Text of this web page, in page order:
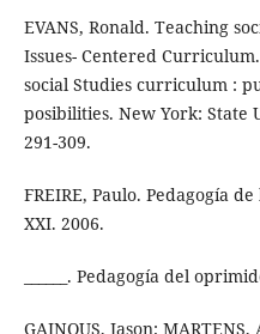
EVANS, Ronald. Teaching
Issues- Centered
social Studies curriculum :
posibilities. New York: State
291-309.
FREIRE, Paulo. Pedagogía
XXI. 2006.
______. Pedagogía del
GAINOUS, Jason;